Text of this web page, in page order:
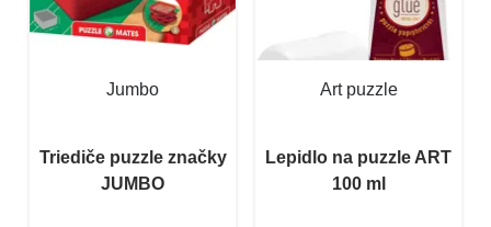
Jumbo
Triediče puzzle značky
JUMBO
Art puzzle
Lepidlo na puzzle ART
100 ml